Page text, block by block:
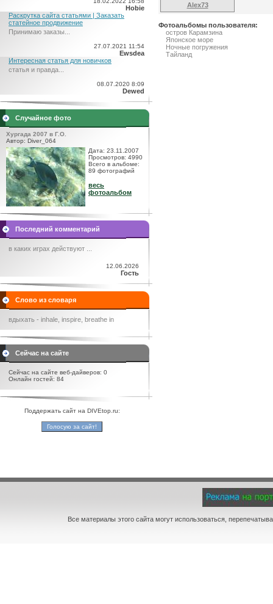
Hobie
Раскрутка сайта статьями | Заказать
статейное продвижение
Принимаю заказы...
27.07.2021 11:54
Ewsdea
Интересная статья для новичков
статья и правда...
08.07.2020 8:09
Dewed
Случайное фото
Хургада 2007 в Г.О.
Автор: Diver_064
Дата: 23.11.2007
Просмотров: 4990
Всего в альбоме:
89 фотографий
весь
фотоальбом
Последний комментарий
в каких играх действуют ...
12.06.2026
Гость
Слово из словаря
вдыхать - inhale, inspire, breathe in
Сейчас на сайте
Сейчас на сайте веб-дайверов: 0
Онлайн гостей: 84
Поддержать сайт на DIVEtop.ru:
Alex73
Фотоальбомы пользователя:
остров Карамзина
Японское море
Ночные погружения
Тайланд
Все материалы этого сайта могут использоваться,